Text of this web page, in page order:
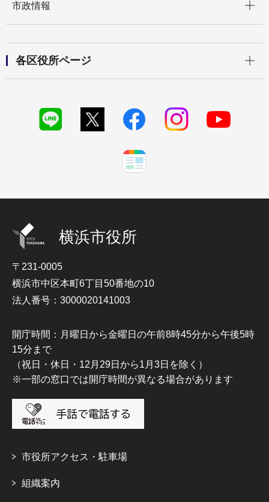
市政情報
各区役所ページ
横浜市役所
〒231-0005
横浜市中区本町6丁目50番地の10
法人番号：3000020141003
開庁時間：月曜日から金曜日の午前8時45分から午後5時
15分まで
（祝日・休日・12月29日から1月3日を除く）
※一部の窓口では開庁時間が異なる場合があります
市役所アクセス・駐車場
組織案内